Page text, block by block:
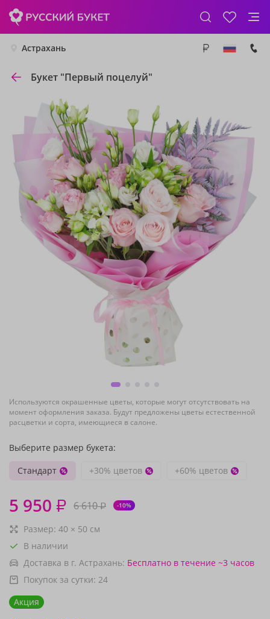
Астрахань
Букет "Первый поцелуй"
Используются окрашенные цветы, которые могут отсутствовать на
момент оформления заказа. Будут предложены цветы естественной
расцветки и сорта, имеющиеся в салоне.
Выберите размер букета:
Стандарт
+30% цветов +60% цветов
5 950 ₽ 6 610₽ -10%
Размер: 40 × 50 см
В наличии
Доставка в г. Астрахань: Бесплатно в течение ~3 часов
Покупок за сутки: 24
Акция